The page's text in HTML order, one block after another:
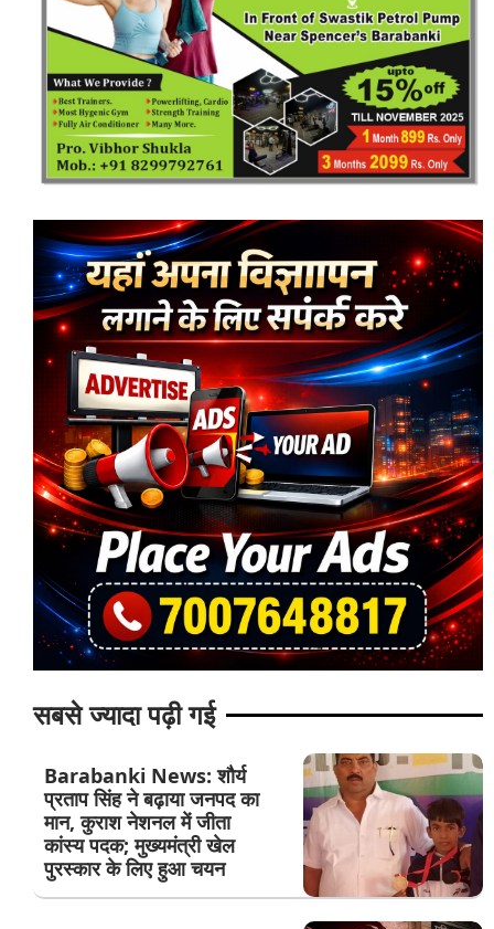
सबसे ज्यादा पढ़ी गई
Barabanki News: शौर्य
प्रताप सिंह ने बढ़ाया जनपद का
मान, कुराश नेशनल में जीता
कांस्य पदक; मुख्यमंत्री खेल
पुरस्कार के लिए हुआ चयन